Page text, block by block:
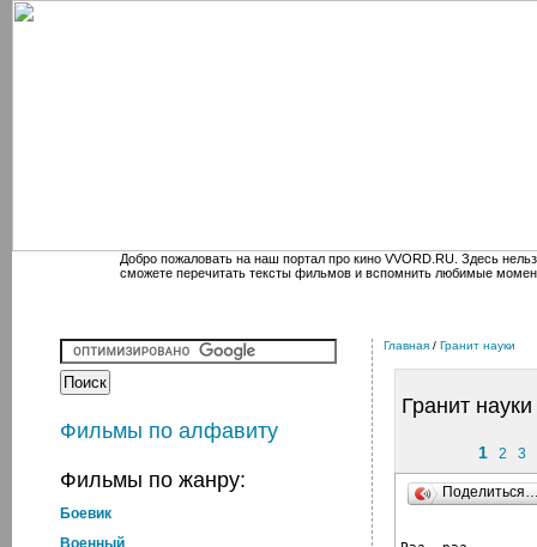
Добро пожаловать на наш портал про кино VVORD.RU. Здесь
сможете перечитать тексты фильмов и вспомнить любимые
Фильмы по алфавиту
Фильмы по жанру:
Боевик
Военный
Главная / Гранит науки
Гранит науки
1 2 3